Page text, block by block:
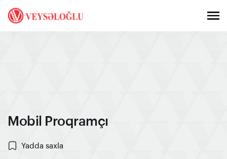
Mobil Proqramçı
Yadda saxla